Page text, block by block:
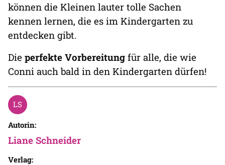
können die Kleinen lauter tolle Sachen
kennen lernen, die es im Kindergarten zu
entdecken gibt.
Die perfekte Vorbereitung für alle, die wie
Conni auch bald in den Kindergarten dürfen!
Autorin:
Liane Schneider
Verlag: